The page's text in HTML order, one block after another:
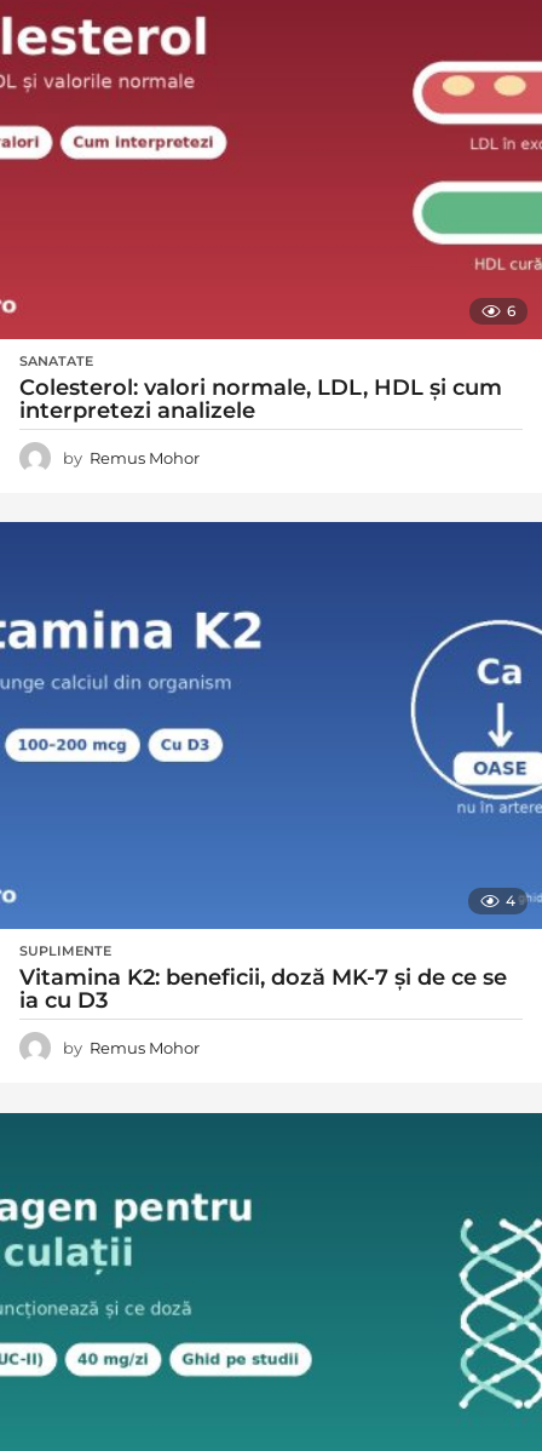
6
SANATATE
Colesterol: valori normale, LDL, HDL și cum
interpretezi analizele
by Remus Mohor
4
SUPLIMENTE
Vitamina K2: beneficii, doză MK-7 și de ce se
ia cu D3
by Remus Mohor